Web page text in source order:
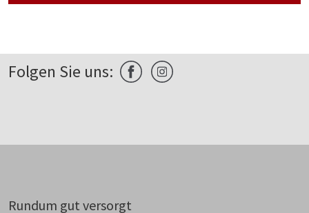
Folgen Sie uns:
Rundum gut versorgt